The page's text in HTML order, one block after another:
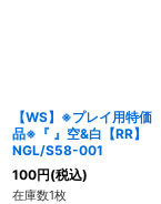
【WS】※プレイ用特価
品※『 』空&白【RR】
NGL/S58-001
100円(税込)
在庫数1枚